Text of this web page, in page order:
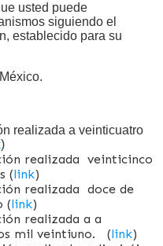
usted puede
siguiendo el
establecido para su
realizada a veinticuatro
)
realizada veinticinco
(link)
realizada doce de
(link)
realizada a a
mil veintiuno. (link)